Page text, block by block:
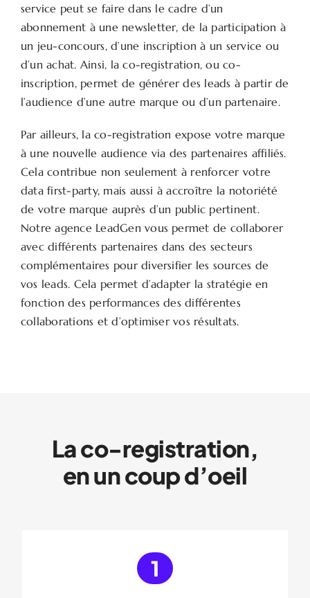
service peut se faire dans le cadre d’un
abonnement à une newsletter, de la participation à
un jeu-concours, d’une inscription à un service ou
d’un achat. Ainsi, la co-registration, ou co-
inscription, permet de générer des leads à partir de
l’audience d’une autre marque ou d’un partenaire.
Par ailleurs, la co-registration expose votre marque
à une nouvelle audience via des partenaires affiliés.
Cela contribue non seulement à renforcer votre
data first-party, mais aussi à accroître la notoriété
de votre marque auprès d’un public pertinent.
Notre agence LeadGen vous permet de collaborer
avec différents partenaires dans des secteurs
complémentaires pour diversifier les sources de
vos leads. Cela permet d’adapter la stratégie en
fonction des performances des différentes
collaborations et d’optimiser vos résultats.
La co-registration,
en un coup d’oeil
1